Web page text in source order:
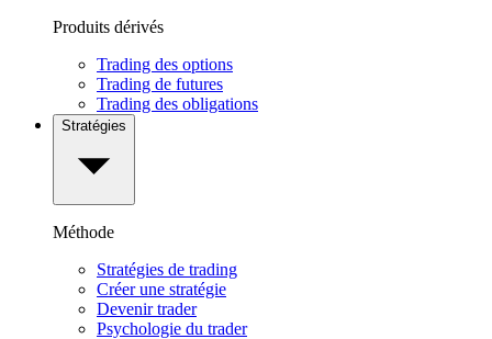
Produits dérivés
Trading des options
Trading de futures
Trading des obligations
Stratégies
Méthode
Stratégies de trading
Créer une stratégie
Devenir trader
Psychologie du trader